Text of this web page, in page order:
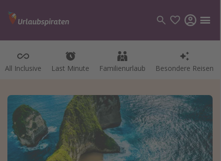
All Inclusive Last Minute Familienurlaub Besondere Reisen
Kategorien
Hotel
Pauschalreisen
Kreuzfahrten